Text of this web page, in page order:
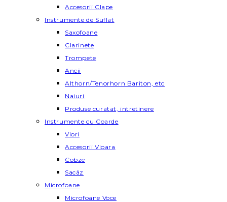
Accesorii Clape
Instrumente de Suflat
Saxofoane
Clarinete
Trompete
Ancii
Althorn/Tenorhorn Bariton, etc
Naiuri
Produse curatat, intretinere
Instrumente cu Coarde
Viori
Accesorii Vioara
Cobze
Sacâz
Microfoane
Microfoane Voce